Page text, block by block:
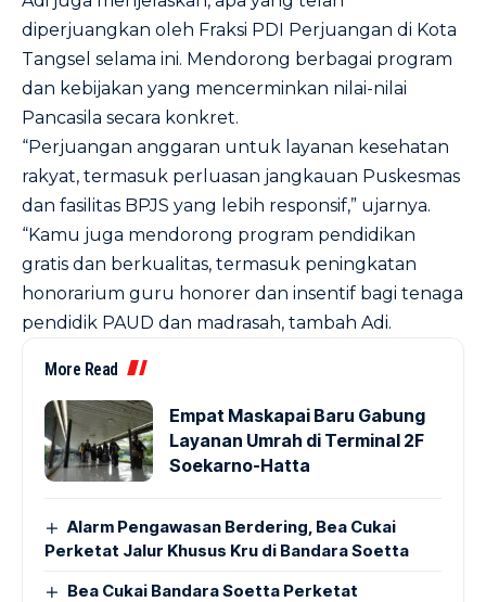
diperjuangkan oleh Fraksi PDI Perjuangan di Kota
Tangsel selama ini. Mendorong berbagai program
dan kebijakan yang mencerminkan nilai-nilai
Pancasila secara konkret.
“Perjuangan anggaran untuk layanan kesehatan
rakyat, termasuk perluasan jangkauan Puskesmas
dan fasilitas BPJS yang lebih responsif,” ujarnya.
“Kamu juga mendorong program pendidikan
gratis dan berkualitas, termasuk peningkatan
honorarium guru honorer dan insentif bagi tenaga
pendidik PAUD dan madrasah, tambah Adi.
More Read
Empat Maskapai Baru Gabung
Layanan Umrah di Terminal 2F
Soekarno-Hatta
Alarm Pengawasan Berdering, Bea Cukai
Perketat Jalur Khusus Kru di Bandara Soetta
Bea Cukai Bandara Soetta Perketat